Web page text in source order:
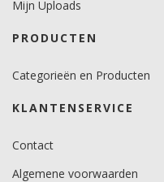
Mijn Uploads
PRODUCTEN
Categorieën en Producten
KLANTENSERVICE
Contact
Algemene voorwaarden